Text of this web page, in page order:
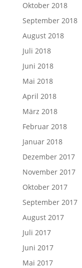
Oktober 2018
September 2018
August 2018
Juli 2018
Juni 2018
Mai 2018
April 2018
März 2018
Februar 2018
Januar 2018
Dezember 2017
November 2017
Oktober 2017
September 2017
August 2017
Juli 2017
Juni 2017
Mai 2017